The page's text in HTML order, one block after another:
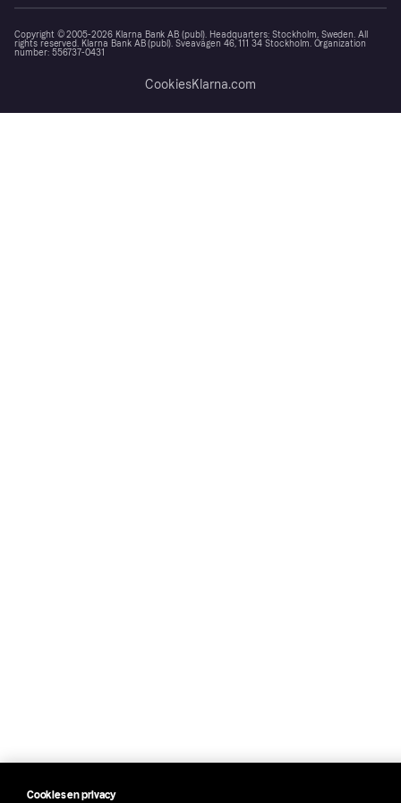
Copyright © 2005-2026 Klarna Bank AB (publ). Headquarters: Stockholm, Sweden. All
rights reserved. Klarna Bank AB (publ). Sveavägen 46, 111 34 Stockholm. Organization
number: 556737-0431
CookiesKlarna.com
Cookies en privacy